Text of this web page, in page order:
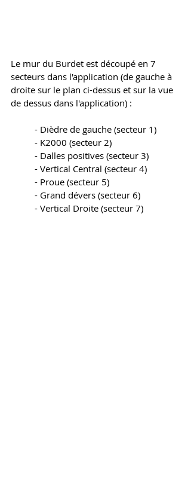
Le mur du Burdet est découpé en 7
secteurs dans l'application (de gauche à
droite sur le plan ci-dessus et sur la vue
de dessus dans l'application) :
	- Dièdre de gauche (secteur 1)
	- K2000 (secteur 2)
	- Dalles positives (secteur 3)
	- Vertical Central (secteur 4)
	- Proue (secteur 5)
	- Grand dévers (secteur 6)
	- Vertical Droite (secteur 7)